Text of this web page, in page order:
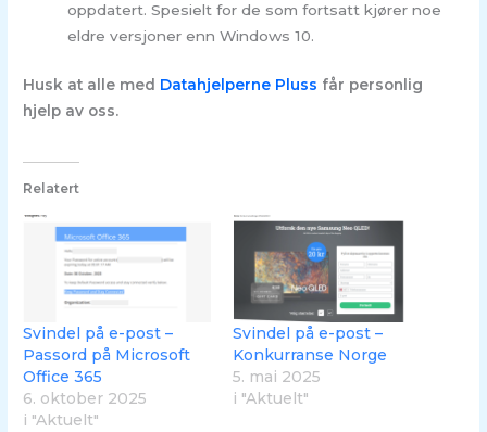
oppdatert. Spesielt for de som fortsatt kjører noe
eldre versjoner enn Windows 10.
Husk at alle med Datahjelperne Pluss får personlig
hjelp av oss.
Relatert
Svindel på e-post –
Passord på Microsoft
Office 365
6. oktober 2025
i "Aktuelt"
Svindel på e-post –
Konkurranse Norge
5. mai 2025
i "Aktuelt"